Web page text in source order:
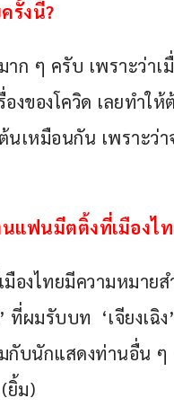
รั้งนี้?
าก ๆ ครับ เพราะว่า
งของโควิด เลยทำใ
นเหมือนกัน เพราะ
แฟนมีตติ้งที่เมืองไ
มืองไทยมีความหมาย
ที่ผมรับบท  ‘เจียงเ
กับนักแสดงท่านอื่น
ยิ้ม)